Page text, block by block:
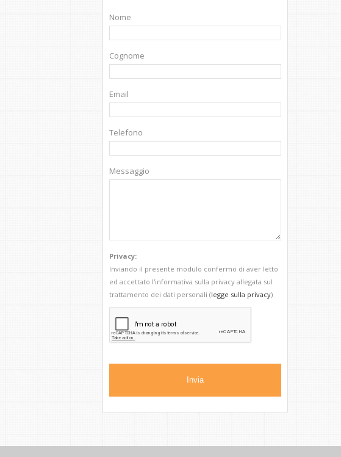
Nome
Cognome
Email
Telefono
Messaggio
Privacy:
Inviando il presente modulo confermo di aver letto
ed accettato l'informativa sulla privacy allegata sul
trattamento dei dati personali (legge sulla privacy)